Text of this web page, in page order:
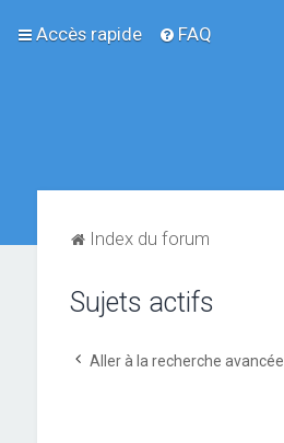
Accès rapide FAQ
Index du forum
Sujets actifs
Aller à la recherche avancée